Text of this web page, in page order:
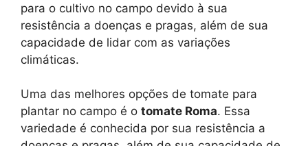
para o cultivo no campo devido à sua
resistência a doenças e pragas, além de sua
capacidade de lidar com as variações
climáticas.
Uma das melhores opções de tomate para
plantar no campo é o tomate Roma. Essa
variedade é conhecida por sua resistência a